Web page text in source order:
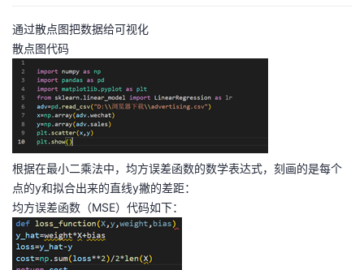
通过散点图把数据给可视化
散点图代码
根据在最小二乘法中，均方误差函数的数学表达式，刻画的是每个
点的y和拟合出来的直线y撇的差距：
均方误差函数（MSE）代码如下：